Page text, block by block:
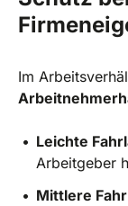
Im
Leichte
Arbeitgeber
Mittlere